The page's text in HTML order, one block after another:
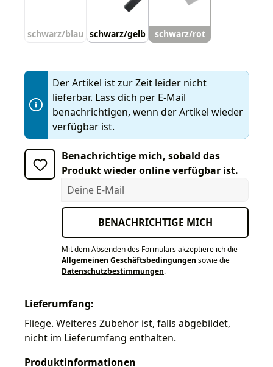
schwarz/blau schwarz/gelb schwarz/rot
Der Artikel ist zur Zeit leider nicht
lieferbar. Lass dich per E-Mail
benachrichtigen, wenn der Artikel wieder
verfügbar ist.
Benachrichtige mich, sobald das
Produkt wieder online verfügbar ist.
Deine E-Mail
BENACHRICHTIGE MICH
Mit dem Absenden des Formulars akzeptiere ich die
Allgemeinen Geschäftsbedingungen sowie die
Datenschutzbestimmungen.
Lieferumfang:
Fliege. Weiteres Zubehör ist, falls abgebildet,
nicht im Lieferumfang enthalten.
Produktinformationen